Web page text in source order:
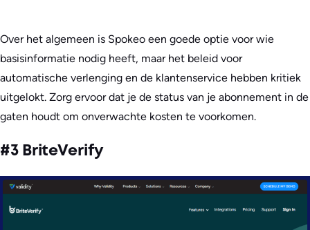
Over het algemeen is Spokeo een goede optie voor wie
basisinformatie nodig heeft, maar het beleid voor
automatische verlenging en de klantenservice hebben kritiek
uitgelokt. Zorg ervoor dat je de status van je abonnement in de
gaten houdt om onverwachte kosten te voorkomen.
#3 BriteVerify